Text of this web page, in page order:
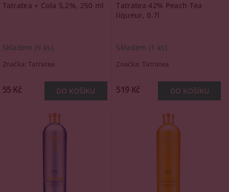
Tatratea + Cola 5,2%, 250 ml
Skladem (9 ks)
Značka:Tatratea
55 Kč
Tatratea 42% Peach Tea
liqueur, 0,7l
Skladem (1 ks)
Značka: Tatratea
519 Kč